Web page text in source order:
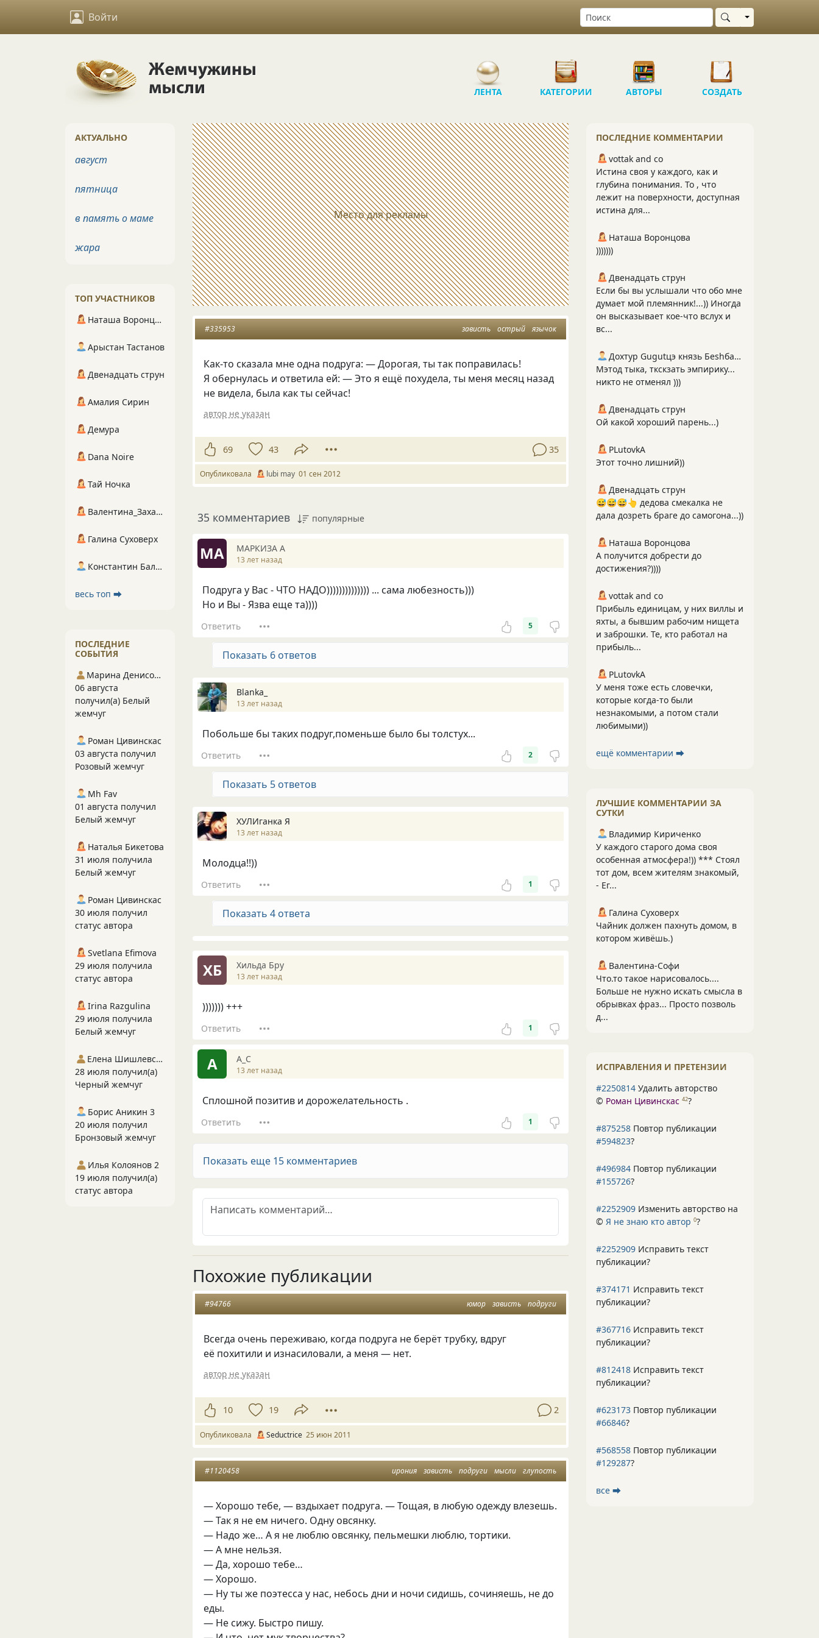
Войти Выбрать область
ЛЕНТА КАТЕГОРИИ АВТОРЫ СОЗДАТЬ
Место для рекламы
зависть острый язычок
#335953
Как-то сказала мне одна подруга: — Дорогая, ты так поправилась!
Я обернулась и ответила ей: — Это я ещё похудела, ты меня месяц назад
не видела, была как ты сейчас!
автор не указан
69 43 35
Опубликовала lubi may 01 сен 2012
35 комментариев популярные
МА МАРКИЗА А
13 лет назад
Подруга у Вас - ЧТО НАДО)))))))))))))) ... сама любезность)))
Но и Вы - Язва еще та))))
Ответить 5
Показать 6 ответов
Blanka_
13 лет назад
Побольше бы таких подруг,поменьше было бы толстух...
Ответить 2
Показать 5 ответов
ХУЛИганка Я
13 лет назад
Молодца!!))
Ответить 1
Показать 4 ответа
ХБ Хильда Бру
13 лет назад
))))))) +++
Ответить 1
А А_С
13 лет назад
Сплошной позитив и дорожелательность .
Ответить 1
Показать еще 15 комментариев
Похожие публикации
юмор зависть подруги
#94766
Всегда очень переживаю, когда подруга не берёт трубку, вдруг
её похитили и изнасиловали, а меня — нет.
автор не указан
10 19 2
Опубликовала Seductrice 25 июн 2011
ирония зависть подруги мысли глупость
#1120458
— Хорошо тебе, — вздыхает подруга. — Тощая, в любую одежду влезешь.
— Так я не ем ничего. Одну овсянку.
— Надо же… А я не люблю овсянку, пельмешки люблю, тортики.
— А мне нельзя.
— Да, хорошо тебе…
— Хорошо.
— Ну ты же поэтесса у нас, небось дни и ночи сидишь, сочиняешь, не до
еды.
— Не сижу. Быстро пишу.
ПОСЛЕДНИЕ КОММЕНТАРИИ
vottak and co
Истина своя у каждого, как и
глубина понимания. То , что
лежит на поверхности, доступная
истина для...
Наташа Воронцова
)))))))
Двенадцать струн
Если бы вы услышали что обо мне
думает мой племянник!...)) Иногда
он высказывает кое-что вслух и
вс...
Дохтур Gugutцэ князь Беshбармакоff
Мэтод тыка, ткскзать эмпирику...
никто не отменял )))
Двенадцать струн
Ой какой хороший парень...)
PLutоvkА
Этот точно лишний))
Двенадцать струн
😅😅😅👆 дедова смекалка не
дала дозреть браге до самогона...))
Наташа Воронцова
А получится добрести до
достижения?))))
vottak and co
Прибыль единицам, у них виллы и
яхты, а бывшим рабочим нищета
и заброшки. Те, кто работал на
прибыль...
PLutоvkА
У меня тоже есть словечки,
которые когда-то были
незнакомыми, а потом стали
любимыми))
ещё комментарии ⮕
ЛУЧШИЕ КОММЕНТАРИИ ЗА
СУТКИ
Владимир Кириченко
У каждого старого дома своя
особенная атмосфера!)) *** Стоял
тот дом, всем жителям знакомый,
- Ег...
Галина Суховерх
Чайник должен пахнуть домом, в
котором живёшь.)
Валентина-Софи
Что.то такое нарисовалось....
Больше не нужно искать смысла в
обрывках фраз... Просто позволь
д...
ИСПРАВЛЕНИЯ И ПРЕТЕНЗИИ
#2250814 Удалить авторство
© Роман Цивинскас 42?
#875258 Повтор публикации
#594823?
#496984 Повтор публикации
#155726?
#2252909 Изменить авторство на
© Я не знаю кто автор 0?
#2252909 Исправить текст
публикации?
#374171 Исправить текст
публикации?
#367716 Исправить текст
публикации?
#812418 Исправить текст
публикации?
#623173 Повтор публикации
#66846?
#568558 Повтор публикации
#129287?
все ⮕
АКТУАЛЬНО
август
пятница
в память о маме
жара
ТОП УЧАСТНИКОВ
Наташа Воронцова
Арыстан Тастанов
Двенадцать струн
Амалия Сирин
Демура
Dana Noire
Тай Ночка
Валентина_Захарова
Галина Суховерх
Константин Балухта
весь топ ⮕
ПОСЛЕДНИЕ
СОБЫТИЯ
Марина Денисова 5
06 августа
получил(а) Белый
жемчуг
Роман Цивинскас
03 августа получил
Розовый жемчуг
Mh Fav
01 августа получил
Белый жемчуг
Наталья Бикетова
31 июля получила
Белый жемчуг
Роман Цивинскас
30 июля получил
статус автора
Svetlana Efimova
29 июля получила
статус автора
Irina Razgulina
29 июля получила
Белый жемчуг
Елена Шишлевская
28 июля получил(а)
Черный жемчуг
Борис Аникин 3
20 июля получил
Бронзовый жемчуг
Илья Колоянов 2
19 июля получил(а)
статус автора